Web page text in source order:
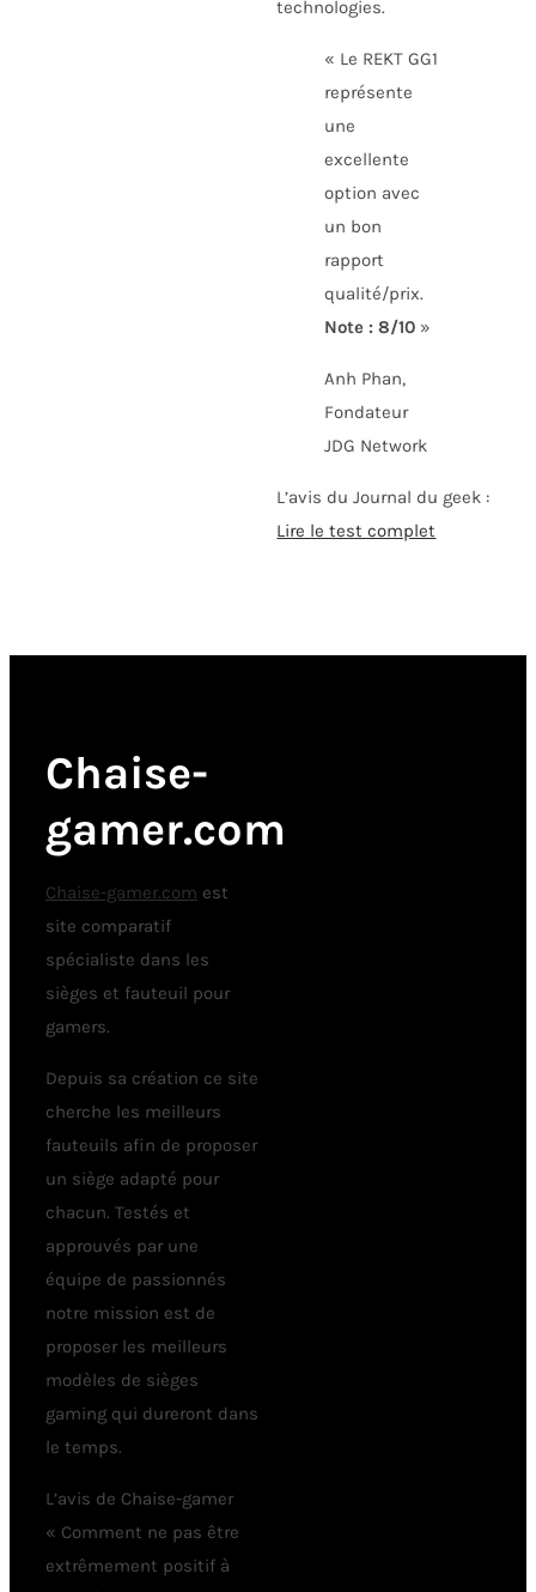
technologies.
« Le REKT GG1
représente
une
excellente
option avec
un bon
rapport
qualité/prix.
Note : 8/10 »
Anh Phan,
Fondateur
JDG Network
L’avis du Journal du geek :
Lire le test complet
Chaise-
gamer.com
Chaise-gamer.com est
site comparatif
spécialiste dans les
sièges et fauteuil pour
gamers.
Depuis sa création ce site
cherche les meilleurs
fauteuils afin de proposer
un siège adapté pour
chacun. Testés et
approuvés par une
équipe de passionnés
notre mission est de
proposer les meilleurs
modèles de sièges
gaming qui dureront dans
le temps.
L’avis de Chaise-gamer
« Comment ne pas être
extrêmement positif à